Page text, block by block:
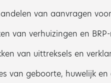
van aanvragen
van verhuizingen en
van uittreksels en
van geboorte, huwelijk en